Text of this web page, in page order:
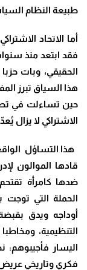
طبيعة النظام
أما الاتحاد
فقد ابتعد منذ
الحقيقي، وبات
هذا السياق تبرز
حين تساءلت في
الاشتراكي لا يزال
هذا التساؤل
قادها الموالون
ضدها كامرأة
الحملة التي
أوداجه ويدق
التنظيمية،
اليسار فأجيبوهم:
فكري وتاريخي عريض